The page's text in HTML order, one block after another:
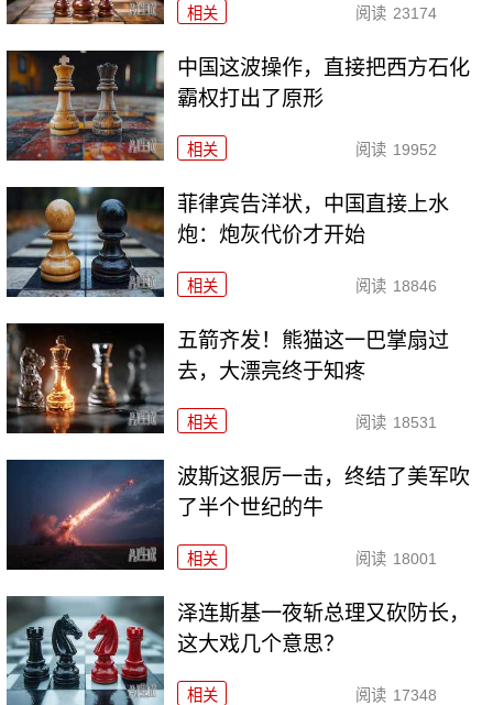
相关 阅读 23174
中国这波操作，直接把西方石化
霸权打出了原形
相关 阅读 19952
菲律宾告洋状，中国直接上水
炮：炮灰代价才开始
相关 阅读 18846
五箭齐发！熊猫这一巴掌扇过
去，大漂亮终于知疼
相关 阅读 18531
波斯这狠厉一击，终结了美军吹
了半个世纪的牛
相关 阅读 18001
泽连斯基一夜斩总理又砍防长，
这大戏几个意思？
相关 阅读 17348